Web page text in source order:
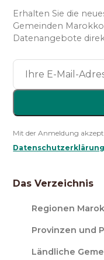
Erhalten Sie die
Gemeinden
Datenangebote
Mit der Anmeldung
Datenschutzerklärung
Das Verzeichnis
Regionen
Provinzen und
Ländliche